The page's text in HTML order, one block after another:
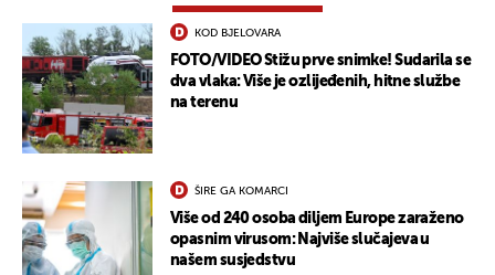
KOD BJELOVARA
FOTO/VIDEO Stižu prve snimke! Sudarila se
dva vlaka: Više je ozlijeđenih, hitne službe
na terenu
ŠIRE GA KOMARCI
Više od 240 osoba diljem Europe zaraženo
opasnim virusom: Najviše slučajeva u
našem susjedstvu